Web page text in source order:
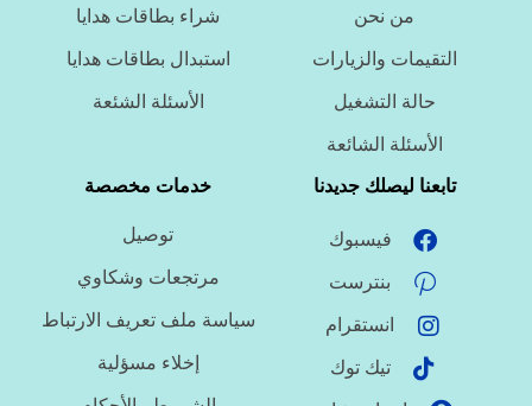
من نحن
التقيمات والزيارات
حالة التشغيل
الأسئلة الشائعة
شراء بطاقات هدايا
استبدال بطاقات هدايا
الأسئلة الشئعة
تابعنا ليصلك جديدنا
فيسبوك
بنترست
انستقرام
تيك توك
خدمات مخصصة
توصيل
مرتجعات وشكاوي
سياسة ملف تعريف الارتباط
إخلاء مسؤلية
ما نوع الملف؟
ما درجة الاستعجال؟
هل تحتاج تنسيقًا أو توثيق مراجع؟